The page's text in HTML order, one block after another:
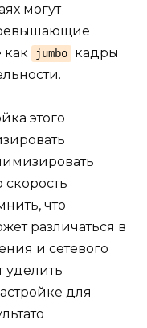
могут
как
jumbo
кадры
этого
что
различаться в
и сетевого
уделить
для